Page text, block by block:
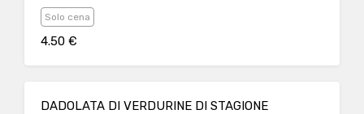
Solo cena
4.50 €
DADOLATA DI VERDURINE DI STAGIONE